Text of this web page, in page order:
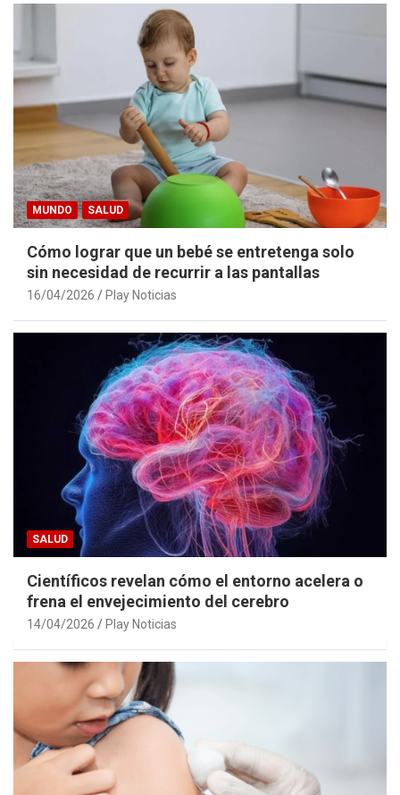
MUNDO SALUD
Cómo lograr que un bebé se entretenga solo
sin necesidad de recurrir a las pantallas
16/04/2026 Play Noticias
SALUD
Científicos revelan cómo el entorno acelera o
frena el envejecimiento del cerebro
14/04/2026 Play Noticias